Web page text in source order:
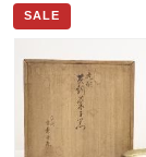
SALE